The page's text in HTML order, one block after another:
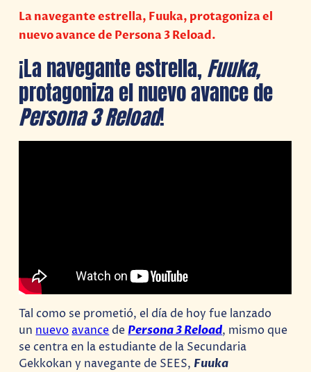
La navegante estrella, Fuuka, protagoniza el
nuevo avance de Persona 3 Reload.
¡La navegante estrella, Fuuka,
protagoniza el nuevo avance de
Persona 3 Reload!
Tal como se prometió, el día de hoy fue lanzado
un nuevo avancede Persona 3 Reload, mismo que
se centra en la estudiante de la Secundaria
Gekkokan y navegante de SEES, Fuuka